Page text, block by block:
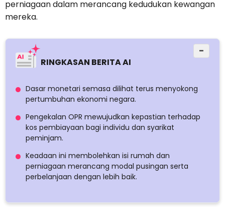
perniagaan dalam merancang kedudukan kewangan
mereka.
RINGKASAN BERITA AI
−
Dasar monetari semasa dilihat terus menyokong
pertumbuhan ekonomi negara.
Pengekalan OPR mewujudkan kepastian terhadap
kos pembiayaan bagi individu dan syarikat
peminjam.
Keadaan ini membolehkan isi rumah dan
perniagaan merancang modal pusingan serta
perbelanjaan dengan lebih baik.